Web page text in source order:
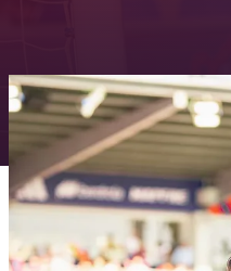
FC Barcelona club badge